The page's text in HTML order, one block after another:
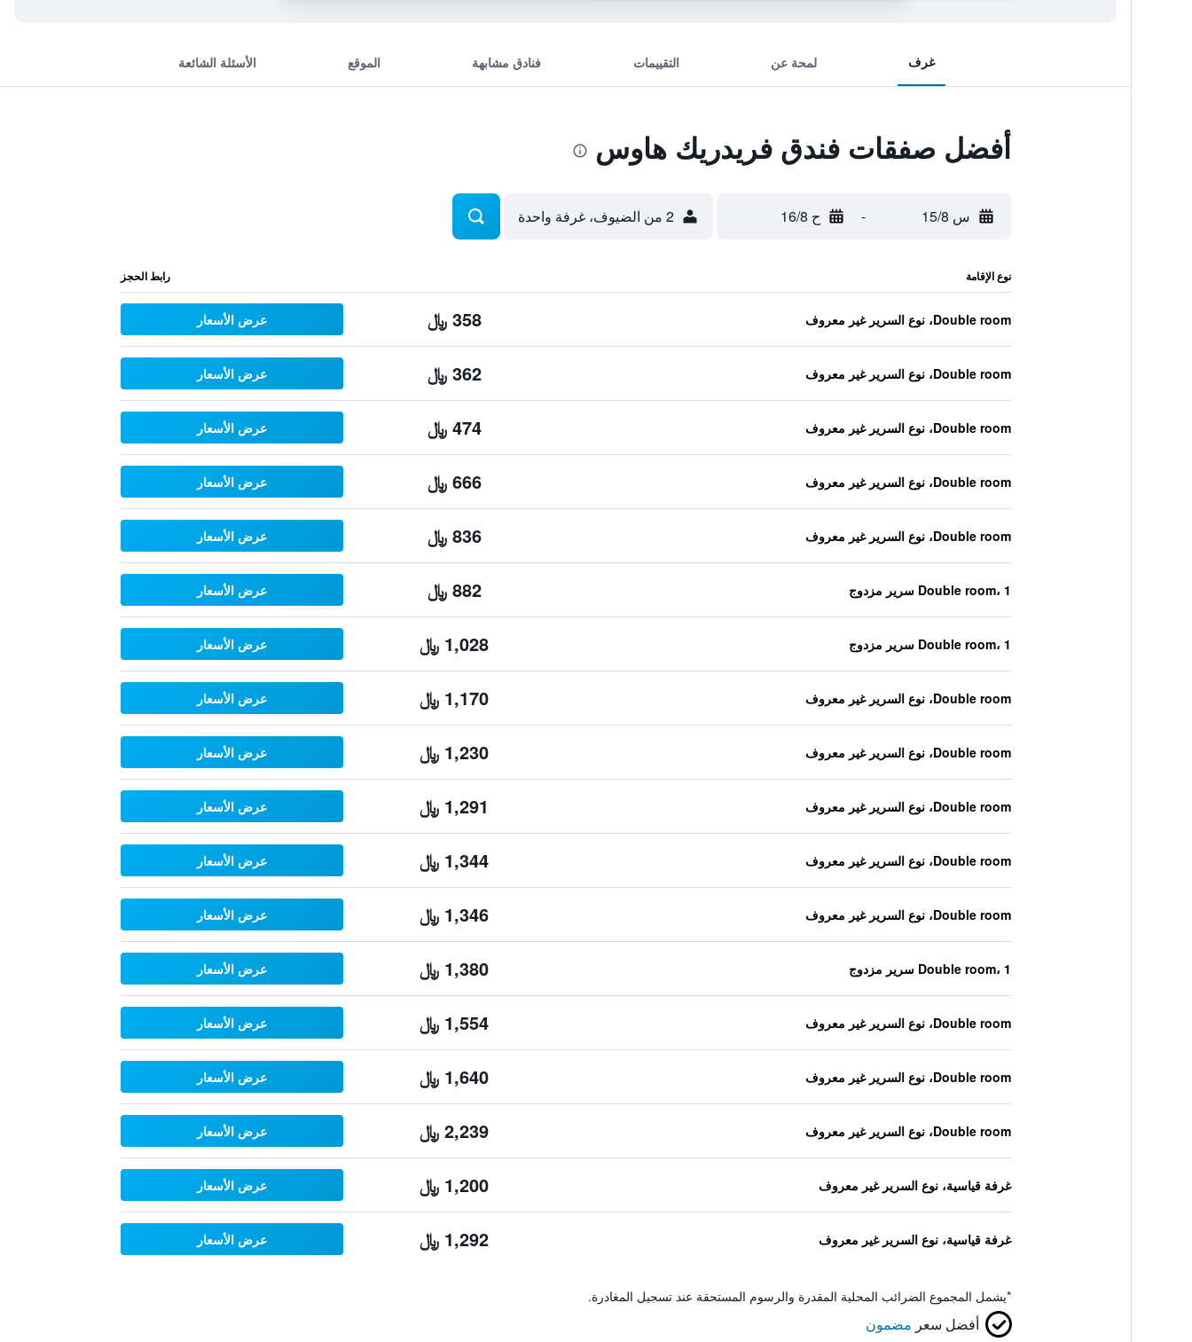
غرف لمحة عن التقييمات فنادق مشابهة الموقع الأسئلة الشائعة
أفضل صفقات فندق فريدريك هاوس
س 15/8 - ح 16/8 2 من الضيوف، غرفة واحدة
نوع الإقامة رابط الحجز
Double room، نوع السرير غير معروف 358 ﷼ عرض الأسعار
Double room، نوع السرير غير معروف 362 ﷼ عرض الأسعار
Double room، نوع السرير غير معروف 474 ﷼ عرض الأسعار
Double room، نوع السرير غير معروف 666 ﷼ عرض الأسعار
Double room، نوع السرير غير معروف 836 ﷼ عرض الأسعار
Double room، 1 سرير مزدوج 882 ﷼ عرض الأسعار
Double room، 1 سرير مزدوج 1,028 ﷼ عرض الأسعار
Double room، نوع السرير غير معروف 1,170 ﷼ عرض الأسعار
Double room، نوع السرير غير معروف 1,230 ﷼ عرض الأسعار
Double room، نوع السرير غير معروف 1,291 ﷼ عرض الأسعار
Double room، نوع السرير غير معروف 1,344 ﷼ عرض الأسعار
Double room، نوع السرير غير معروف 1,346 ﷼ عرض الأسعار
Double room، 1 سرير مزدوج 1,380 ﷼ عرض الأسعار
Double room، نوع السرير غير معروف 1,554 ﷼ عرض الأسعار
Double room، نوع السرير غير معروف 1,640 ﷼ عرض الأسعار
Double room، نوع السرير غير معروف 2,239 ﷼ عرض الأسعار
غرفة قياسية، نوع السرير غير معروف 1,200 ﷼ عرض الأسعار
غرفة قياسية، نوع السرير غير معروف 1,292 ﷼ عرض الأسعار
*يشمل المجموع الضرائب المحلية المقدرة والرسوم المستحقة عند تسجيل المغادرة.
أفضل سعر مضمون